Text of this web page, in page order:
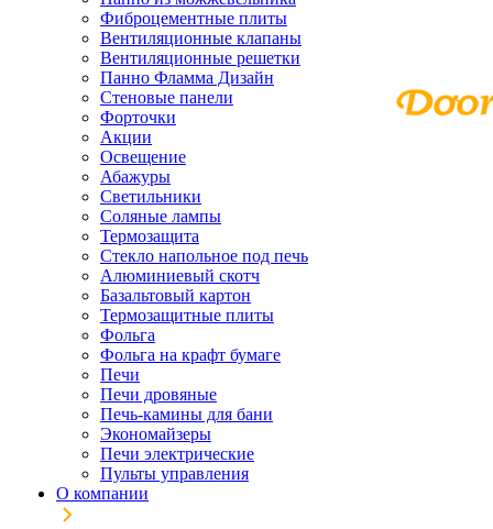
Фиброцементные плиты
Вентиляционные клапаны
Вентиляционные решетки
Панно Фламма Дизайн
Стеновые панели
Форточки
Акции
Освещение
Абажуры
Светильники
Соляные лампы
Термозащита
Стекло напольное под печь
Алюминиевый скотч
Базальтовый картон
Термозащитные плиты
Фольга
Фольга на крафт бумаге
Печи
Печи дровяные
Печь-камины для бани
Экономайзеры
Печи электрические
Пульты управления
О компании